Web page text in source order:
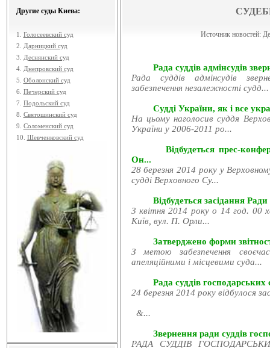
Другие суды Киева:
1. Голосеевский суд
2.
Дарницкий суд
3.
Деснянский суд
4. Днепровский суд
5. Оболонский суд
6. Печерский суд
7. Подольский суд
8. Святошинский суд
9. Соломенский суд
10. Шевченковский суд
Источник новостей:
Рада суддів адмінсудів
Рада суддів адмінсудів
забезпечення незалежності судд...
Судді України, як і все
На цьому наголосив суддя
України у 2006-2011 ро...
Відбудеться прес-
Он...
28 березня 2014 року у
судді Верховного Су...
Відбудеться засідання
3 квітня 2014 року о 14 год. 00
Київ, вул. П. Орли...
Затверджено форми
З метою забезпечення
апеляційними і місцевими суда...
Рада суддів господарських
24 березня 2014 року відбулося
&...
Звернення ради суддів
РАДА СУДДІВ